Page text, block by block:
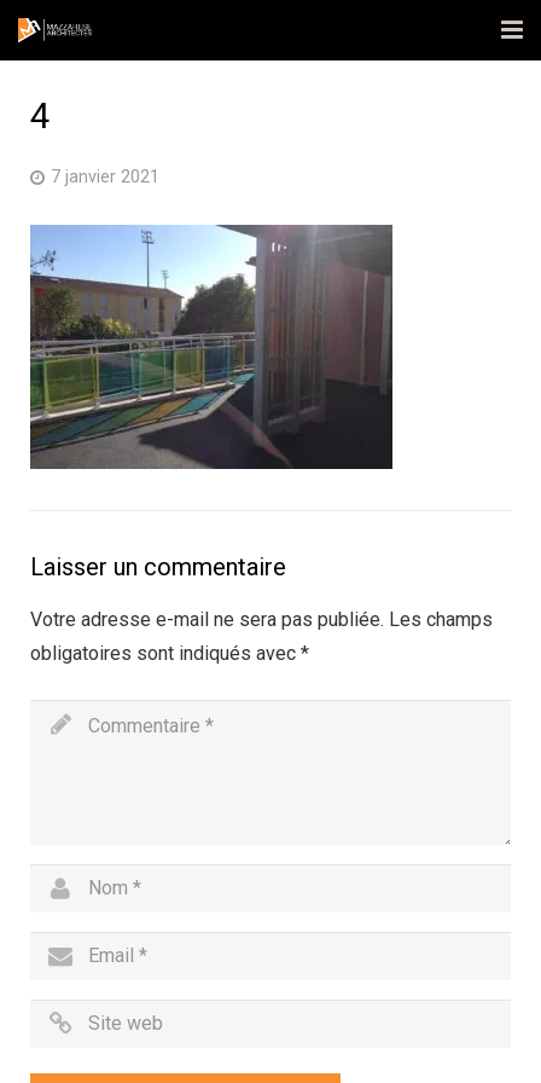
Actualités
Contact
Publications
4
7 janvier 2021
Laisser un commentaire
Votre adresse e-mail ne sera pas publiée. Les champs
obligatoires sont indiqués avec *